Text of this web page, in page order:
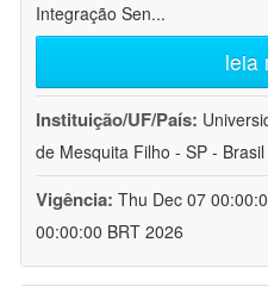
Integração Sen...
leia
Instituição/UF/País:
de Mesquita Filho - SP - Brasil
Vigência: Thu Dec 07
00:00:00 BRT 2026